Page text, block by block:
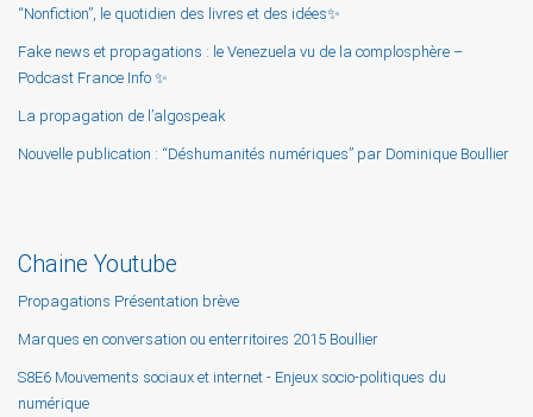
“Nonfiction”, le quotidien des livres et des idées✨
Fake news et propagations : le Venezuela vu de la complosphère –
Podcast France Info ✨
La propagation de l’algospeak
Nouvelle publication : “Déshumanités numériques” par Dominique Boullier
Chaine Youtube
Propagations Présentation brève
Marques en conversation ou enterritoires 2015 Boullier
S8E6 Mouvements sociaux et internet - Enjeux socio-politiques du
numérique